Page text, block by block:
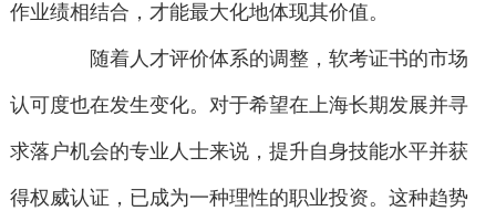
作业绩相结合，才能最大化地体现其价值。
随着人才评价体系的调整，软考证书的市场
认可度也在发生变化。对于希望在上海长期发展并寻
求落户机会的专业人士来说，提升自身技能水平并获
得权威认证，已成为一种理性的职业投资。这种趋势